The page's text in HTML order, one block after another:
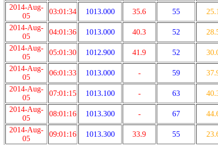
2014-Aug-
05
03:01:34 1013.000 35.6 55
2014-Aug-
05
04:01:36 1013.000 40.3 52
2014-Aug-
05
05:01:30 1012.900 41.9 52
2014-Aug-
05
06:01:33 1013.000 - 59
2014-Aug-
05
07:01:15 1013.100 - 63
2014-Aug-
05
08:01:16 1013.300 - 67
2014-Aug-
05
09:01:16 1013.300 33.9 55